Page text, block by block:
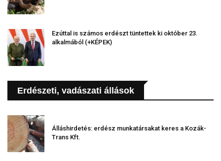
Ezúttal is számos erdészt tüntettek ki október 23.
alkalmából (+KÉPEK)
Erdészeti, vadászati állások
Álláshirdetés: erdész munkatársakat keres a Kozák-
Trans Kft.